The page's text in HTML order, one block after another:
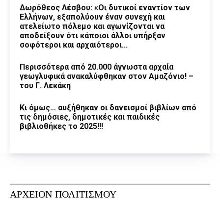
Δωρόθεος Λέσβου: «Οι δυτικοί εναντίον των
Ελλήνων, εξαπολύουν έναν συνεχή και
ατελείωτο πόλεμο και αγωνίζονται να
αποδείξουν ότι κάποιοι άλλοι υπήρξαν
σοφότεροι και αρχαιότεροι...
Περισσότερα από 20.000 άγνωστα αρχαία
γεωγλυφικά ανακαλύφθηκαν στον Αμαζόνιο! –
του Γ. Λεκάκη
Κι όμως… αυξήθηκαν οι δανεισμοί βιβλίων από
τις δημόσιες, δημοτικές και παιδικές
βιβλιοθήκες το 2025!!!
ΑΡΧΕΙΟΝ ΠΟΛΙΤΙΣΜΟΥ